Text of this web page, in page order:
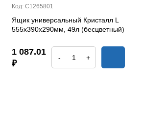
Код: С1265801
Ящик универсальный Кристалл L
555х390х290мм, 49л (бесцветный)
1 087.01
₽
- +